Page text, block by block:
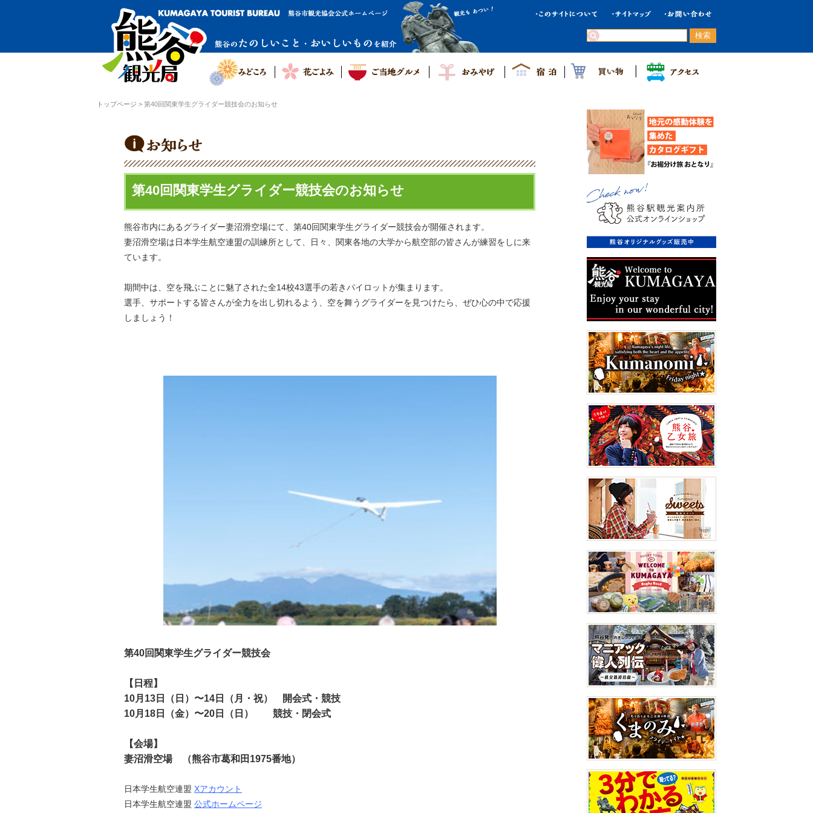
トップページ > 第40回関東学生グライダー競技会のお知らせ
第40回関東学生グライダー競技会のお知らせ
熊谷市内にあるグライダー妻沼滑空場にて、第40回関東学生グライダー競技会が開催されます。
妻沼滑空場は日本学生航空連盟の訓練所として、日々、関東各地の大学から航空部の皆さんが練習をしに来
ています。
期間中は、空を飛ぶことに魅了された全14校43選手の若きパイロットが集まります。
選手、サポートする皆さんが全力を出し切れるよう、空を舞うグライダーを見つけたら、ぜひ心の中で応援
しましょう！
第40回関東学生グライダー競技会
【日程】
10月13日（日）〜14日（月・祝） 開会式・競技
10月18日（金）〜20日（日） 競技・閉会式
【会場】
妻沼滑空場 （熊谷市葛和田1975番地）
日本学生航空連盟 Xアカウント
日本学生航空連盟 公式ホームページ